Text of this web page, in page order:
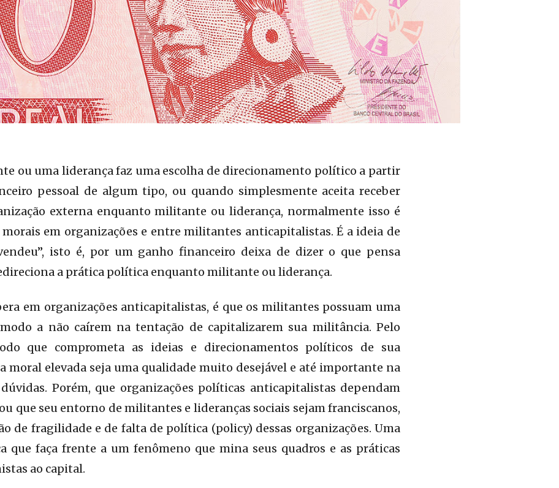
ou uma liderança faz uma escolha de direcionamento político a partir
pessoal de algum tipo, ou quando simplesmente aceita receber
externa enquanto militante ou liderança, normalmente isso é
em organizações e entre militantes anticapitalistas. É a ideia de
isto é, por um ganho financeiro deixa de dizer o que pensa
a prática política enquanto militante ou liderança.
em organizações anticapitalistas, é que os militantes possuam uma
a não caírem na tentação de capitalizarem sua militância. Pelo
que comprometa as ideias e direcionamentos políticos de sua
moral elevada seja uma qualidade muito desejável e até importante na
Porém, que organizações políticas anticapitalistas dependam
que seu entorno de militantes e lideranças sociais sejam franciscanos,
de fragilidade e de falta de política (policy) dessas organizações. Uma
que faça frente a um fenômeno que mina seus quadros e as práticas
ao capital.